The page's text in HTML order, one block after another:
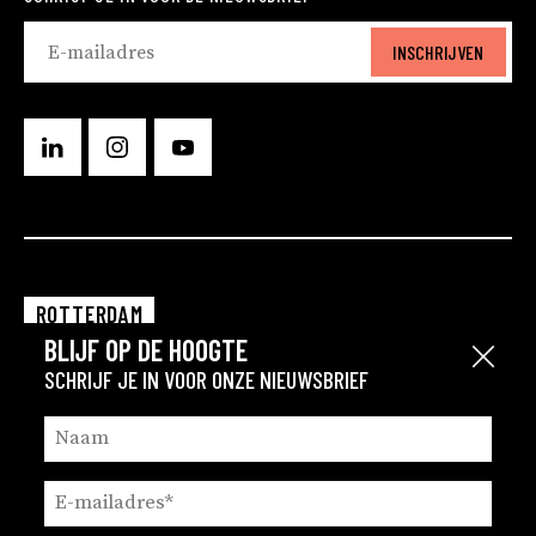
Sluit
BLIJF OP DE HOOGTE
SCHRIJF JE IN VOOR ONZE NIEUWSBRIEF
INSCHRIJVEN
ROTTERDAM
EINDHOVEN
GRONINGEN